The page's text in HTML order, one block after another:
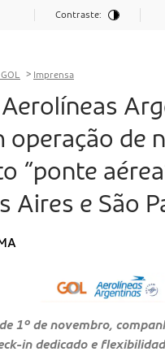
Contraste:
Imprensa
Aerolíneas
operação de
“ponte
Aires e São
1º de novembro,
in dedicado e